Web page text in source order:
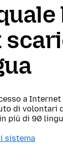
a
di volontari
più di 90
sistema